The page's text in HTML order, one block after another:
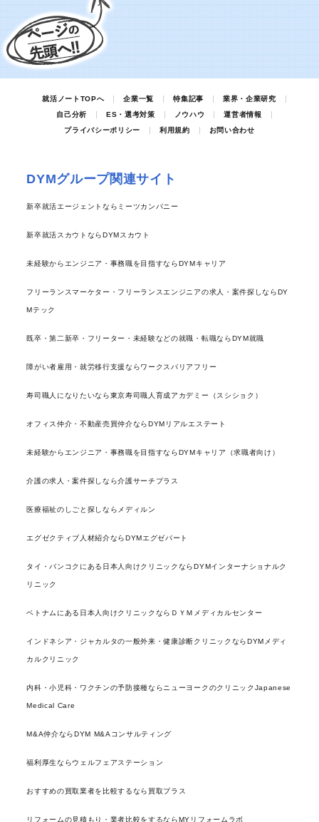
就活ノートTOPへ 企業一覧 特集記事
業界・企業研究
自己分析
ES・選考対策 ノウハウ
運営者情報
プライバシーポリシー
利用規約 お問い合わせ
DYMグループ関連サイト
新卒就活エージェントならミーツカンパニー
新卒就活スカウトならDYMスカウト
未経験からエンジニア・事務職を目指すならDYMキャリア
フリーランスマーケター・フリーランスエンジニアの求人・案件探しならDY
Mテック
既卒・第二新卒・フリーター・未経験などの就職・転職ならDYM就職
障がい者雇用・就労移行支援ならワークスバリアフリー
寿司職人になりたいなら東京寿司職人育成アカデミー（スシショク）
オフィス仲介・不動産売買仲介ならDYMリアルエステート
未経験からエンジニア・事務職を目指すならDYMキャリア（求職者向け）
介護の求人・案件探しなら介護サーチプラス
医療福祉のしごと探しならメディルン
エグゼクティブ人材紹介ならDYMエグゼパート
タイ・バンコクにある日本人向けクリニックならDYMインターナショナルク
リニック
ベトナムにある日本人向けクリニックならＤＹＭメディカルセンター
インドネシア・ジャカルタの一般外来・健康診断クリニックならDYMメディ
カルクリニック
内科・小児科・ワクチンの予防接種ならニューヨークのクリニックJapanese
Medical Care
M&A仲介ならDYM M&Aコンサルティング
福利厚生ならウェルフェアステーション
おすすめの買取業者を比較するなら買取プラス
リフォームの見積もり・業者比較をするならMYリフォームラボ